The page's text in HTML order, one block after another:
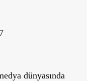
dünyasında